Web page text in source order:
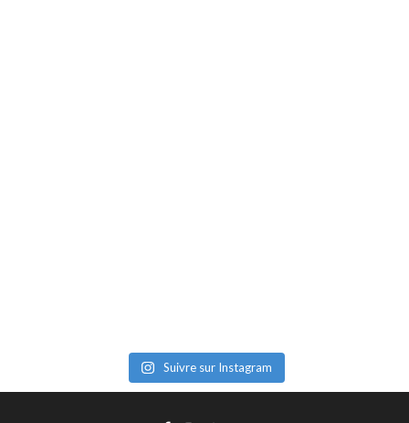
Suivre sur Instagram